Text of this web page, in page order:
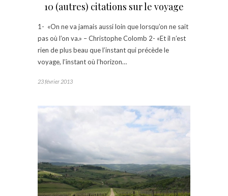
10 (autres) citations sur le voyage
1- «On ne va jamais aussi loin que lorsqu’on ne sait
pas où l’on va.» – Christophe Colomb 2- «Et il n’est
rien de plus beau que l’instant qui précède le
voyage, l’instant où l’horizon…
23 février 2013